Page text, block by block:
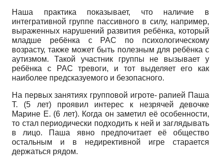
Наша практика показывает, что наличие в
интегративной группе пассивного в силу, например,
выраженных нарушений развития ребёнка, который
младше ребёнка с РАС по психологическому
возрасту, также может быть полезным для ребёнка с
аутизмом. Такой участник группы не вызывает у
ребёнка с РАС тревоги, и тот выделяет его как
наиболее предсказуемого и безопасного.
На первых занятиях групповой игроте- рапией Паша
Т. (5 лет) проявил интерес к незрячей девочке
Марине Е. (6 лет). Когда он заметил её особенности,
то стал периодически подходить к ней и заглядывать
в лицо. Паша явно предпочитает её общество
остальным и в недирективной игре старается
держаться рядом.